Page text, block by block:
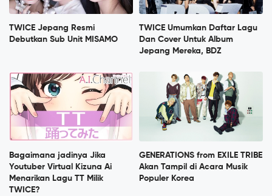
TWICE Jepang Resmi
Debutkan Sub Unit MISAMO
TWICE Umumkan Daftar Lagu
Dan Cover Untuk Album
Jepang Mereka, BDZ
Bagaimana jadinya Jika
Youtuber Virtual Kizuna Ai
Menarikan Lagu TT Milik
TWICE?
GENERATIONS from EXILE TRIBE
Akan Tampil di Acara Musik
Populer Korea